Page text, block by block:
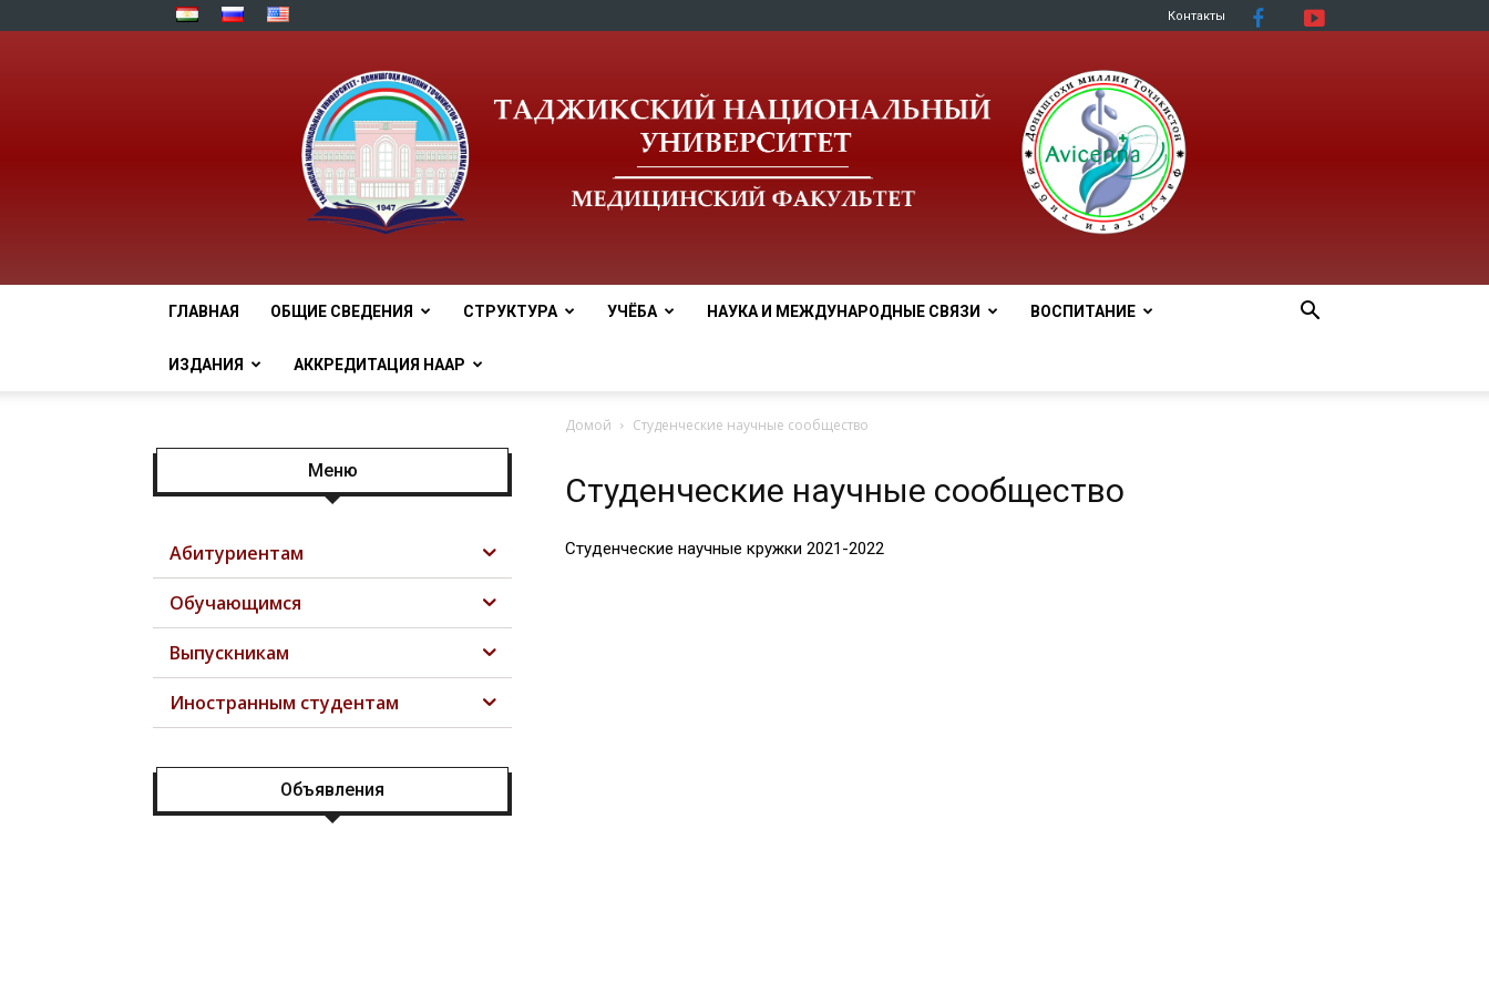
Контакты
факультет
ГЛАВНАЯ ОБЩИЕ СВЕДЕНИЯ СТРУКТУРА УЧЁБА НАУКА И МЕЖДУНАРОДНЫЕ СВЯЗИ ВОСПИТАНИЕ
ИЗДАНИЯ АККРЕДИТАЦИЯ НААР
Домой Студенческие научные сообщество
Студенческие научные сообщество
Студенческие научные кружки 2021-2022
Меню
Абитуриентам
Обучающимся
Выпускникам
Иностранным студентам
Объявления